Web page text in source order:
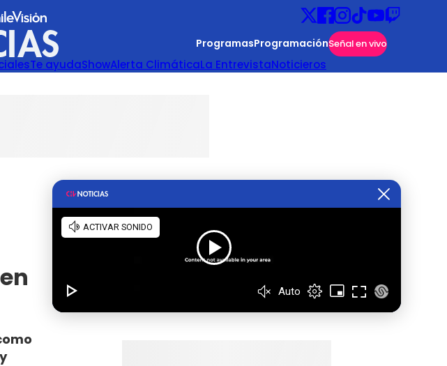
ProgramasProgramaciónSeñal en vivo
Te ayudaShowAlerta ClimáticaLa EntrevistaNoticieros